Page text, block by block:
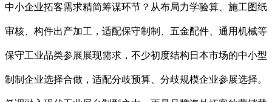
中小企业拓客需求精简筹谋环节？从布局力学验算、施工图纸
审核、构件出产加工，适配保守制制、五金配件、通用机械等
保守工业品类参展展现需求，不少初度结构日本市场的中小型
制制企业选择合做，适配分歧预算、分歧规模企业参展选择。